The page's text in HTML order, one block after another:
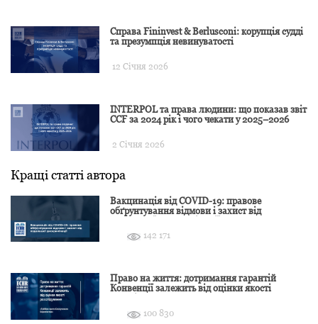
Справа Fininvest & Berlusconi: корупція судді
та презумпція невинуватості
12 Січня 2026
INTERPOL та права людини: що показав звіт
CCF за 2024 рік і чого чекати у 2025–2026
2 Січня 2026
Кращі статті автора
Вакцинація від COVID-19: правове
обґрунтування відмови і захист від
142 171
Право на життя: дотримання гарантій
Конвенції залежить від оцінки якості
100 830